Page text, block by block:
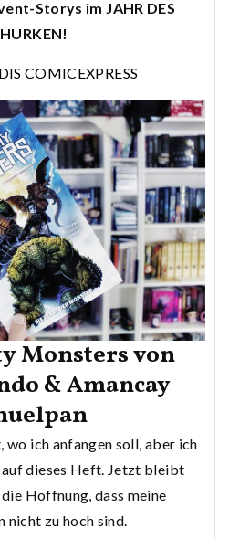
Storys im JAHR DES
COMICEXPRESS
Monsters von
& Amancay
wo ich anfangen soll, aber ich
dieses Heft. Jetzt bleibt
Hoffnung, dass meine
nicht zu hoch sind.